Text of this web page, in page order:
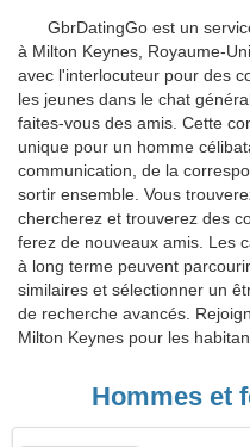
GbrDatingGo est un
à Milton Keynes, Royaume-
avec l'interlocuteur pour des
les jeunes dans le chat
faites-vous des amis. Cette
unique pour un homme
communication, de la
sortir ensemble. Vous
chercherez et trouverez des
ferez de nouveaux amis. Les
à long terme peuvent
similaires et sélectionner un
de recherche avancés.
Milton Keynes pour les
Hommes et